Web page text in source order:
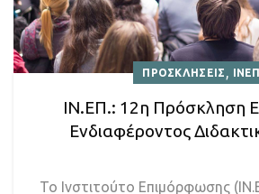
ΠΡΟΣΚΛΗΣΕΙΣ , ΙΝΕΠ
ΙΝ.ΕΠ.: 12η Πρόσκληση
Ενδιαφέροντος
Το Ινστιτούτο Επιμόρφωσης